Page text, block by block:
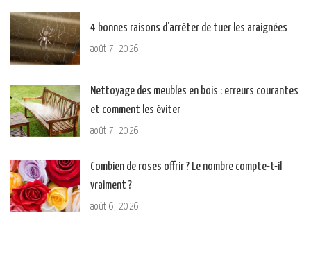
4 bonnes raisons d’arrêter de tuer les araignées
août 7, 2026
Nettoyage des meubles en bois : erreurs courantes
et comment les éviter
août 7, 2026
Combien de roses offrir ? Le nombre compte-t-il
vraiment ?
août 6, 2026